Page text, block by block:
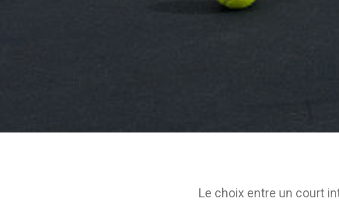
Le choix entre un court